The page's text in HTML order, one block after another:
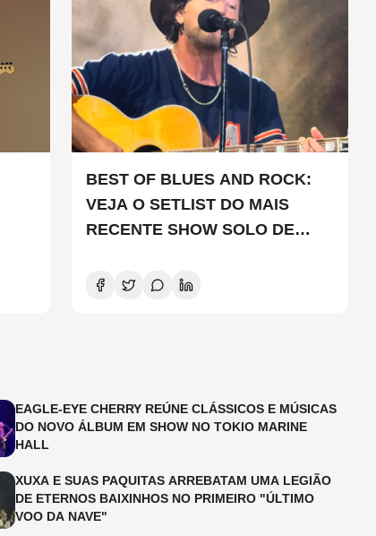
BEST OF BLUES AND ROCK:
VEJA O SETLIST DO MAIS
RECENTE SHOW SOLO DE
EAGLE-EYE CHERRY REÚNE CLÁSSICOS E MÚSICAS
DO NOVO ÁLBUM EM SHOW NO TOKIO MARINE
HALL
XUXA E SUAS PAQUITAS ARREBATAM UMA LEGIÃO
DE ETERNOS BAIXINHOS NO PRIMEIRO "ÚLTIMO
VOO DA NAVE"